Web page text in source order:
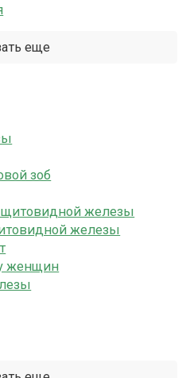
еще
зоб
щитовидной железы
железы
женщин